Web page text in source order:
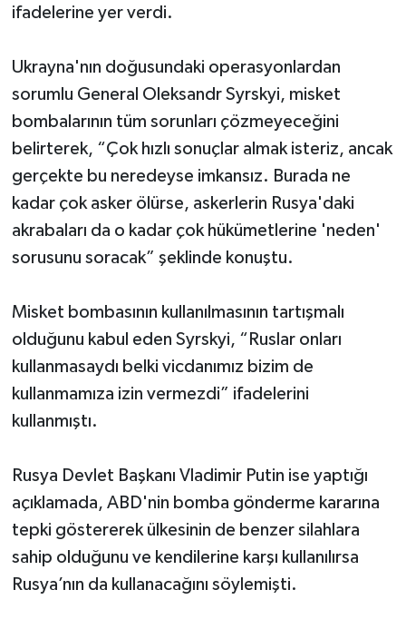
ifadelerine yer verdi.
Ukrayna'nın doğusundaki operasyonlardan
sorumlu General Oleksandr Syrskyi, misket
bombalarının tüm sorunları çözmeyeceğini
belirterek, “Çok hızlı sonuçlar almak isteriz, ancak
gerçekte bu neredeyse imkansız. Burada ne
kadar çok asker ölürse, askerlerin Rusya'daki
akrabaları da o kadar çok hükümetlerine 'neden'
sorusunu soracak” şeklinde konuştu.
Misket bombasının kullanılmasının tartışmalı
olduğunu kabul eden Syrskyi, “Ruslar onları
kullanmasaydı belki vicdanımız bizim de
kullanmamıza izin vermezdi” ifadelerini
kullanmıştı.
Rusya Devlet Başkanı Vladimir Putin ise yaptığı
açıklamada, ABD'nin bomba gönderme kararına
tepki göstererek ülkesinin de benzer silahlara
sahip olduğunu ve kendilerine karşı kullanılırsa
Rusya’nın da kullanacağını söylemişti.